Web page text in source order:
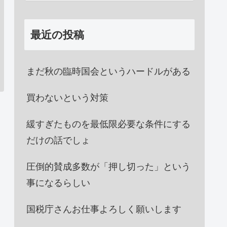
最近の投稿
まだ秋の臨時国会というハードルがある
買わないという対策
緩すぎたものを最低限必要な条件にする
だけの話でしょ
圧倒的賛成多数が「押し切った」という
事になるらしい
国税庁さんお仕事よろしく願いします